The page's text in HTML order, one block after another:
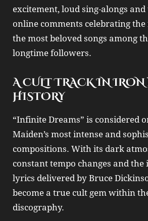
excitement, loud sing‑alongs
online comments celebrating
the most beloved songs among
longtime followers.
A CULT TRACK IN IRON
HISTORY
“Infinite Dreams” is considered
Maiden’s most intense and
compositions. With its dark
constant tempo changes and
lyrics delivered by Bruce
become a true cult gem within
discography.